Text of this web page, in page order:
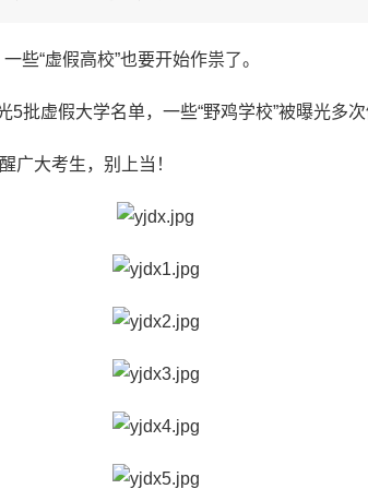
“虚假高校”也要开始作祟了。
批虚假大学名单，一些“野鸡学校”被曝光多次
广大考生，别上当！